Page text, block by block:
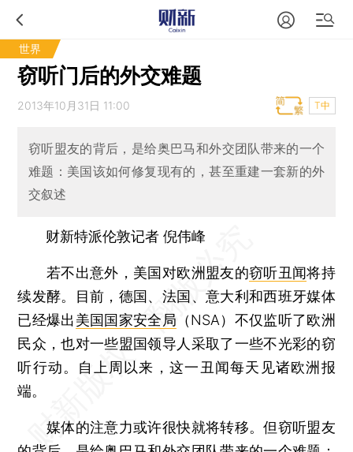
世界
窃听门后的外交难题
2013年10月31日 11:00 T中
窃听盟友的背后，是给奥巴马和外交团队带来的一个
难题：美国该如何修复现有的，甚至重建一套新的外
交叙述
财新特派伦敦记者 倪伟峰
若不出意外，美国对欧洲盟友的窃听丑闻将持
续发酵。目前，德国、法国、意大利和西班牙媒体
已经爆出美国国家安全局 （NSA）不仅监听了欧洲
民众，也对一些盟国领导人采取了一些不光彩的窃
听行动。自上周以来，这一丑闻每天见诸欧洲报
端。
媒体的注意力或许很快就将转移。但窃听盟友